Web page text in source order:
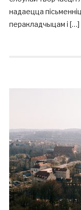
надаецца
перакладчыцам і […]